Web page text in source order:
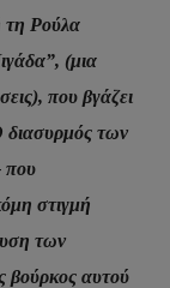
τη Ρούλα
(μια
που βγάζει
διασυρμός των
που
στιγμή
των
βούρκος αυτού